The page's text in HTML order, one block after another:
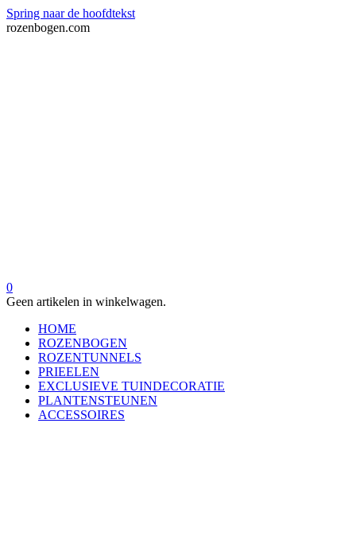
Spring naar de hoofdtekst
rozenbogen.com
0
Geen artikelen in winkelwagen.
HOME
ROZENBOGEN
ROZENTUNNELS
PRIEELEN
EXCLUSIEVE TUINDECORATIE
PLANTENSTEUNEN
ACCESSOIRES